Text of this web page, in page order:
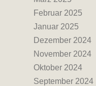
Februar 2025
Januar 2025
Dezember 2024
November 2024
Oktober 2024
September 2024